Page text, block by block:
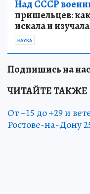
Над СССР
пришельцев: как
искала и
НАУКА
Подпишись на
ЧИТАЙТЕ ТАКЖЕ
От +15 до +29 и
Ростове-на-Дону